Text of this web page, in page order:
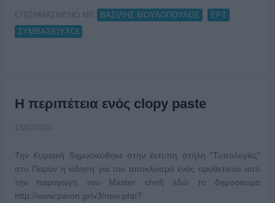
ΕΠΙΣΗΜΑΣΜΕΝΟ ΜΕ: ΒΑΣΙΛΗΣ ΜΟΥΛΟΠΟΥΛΟΣ ΕΡΤ
ΣΥΜΒΑΣΙΟΥΧΟΙ
Η περιπέτεια ενός clopy paste
13/12/2010
Την Κυριακή δημοσιεύθηκε στην έντυπη στήλη "Τυπολογίες"
στο Παρόν η είδηση για τον αποκλεισμό ενός οροθετικού από
την παραγωγή του Master chef( εδώ το δημοσίευμα
http://www.paron.gr/v3/new.php?